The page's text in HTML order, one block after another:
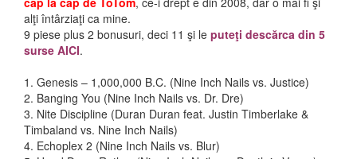
alţi întârziaţi ca mine.
9 piese plus 2 bonusuri, deci 11 şi le puteţi descărca din 5
surse AICI.
1. Genesis – 1,000,000 B.C. (Nine Inch Nails vs. Justice)
2. Banging You (Nine Inch Nails vs. Dr. Dre)
3. Nite Discipline (Duran Duran feat. Justin Timberlake &
Timbaland vs. Nine Inch Nails)
4. Echoplex 2 (Nine Inch Nails vs. Blur)